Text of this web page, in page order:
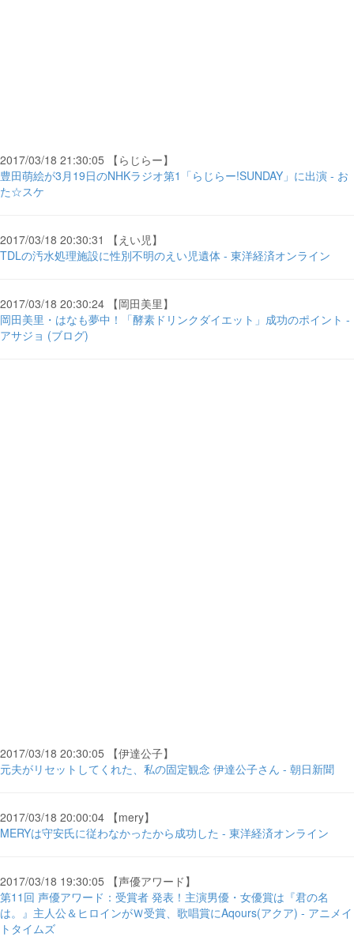
2017/03/18 21:30:05 【らじらー】
豊田萌絵が3月19日のNHKラジオ第1「らじらー!SUNDAY」に出演 - お
た☆スケ
2017/03/18 20:30:31 【えい児】
TDLの汚水処理施設に性別不明のえい児遺体 - 東洋経済オンライン
2017/03/18 20:30:24 【岡田美里】
岡田美里・はなも夢中！「酵素ドリンクダイエット」成功のポイント -
アサジョ (ブログ)
2017/03/18 20:30:05 【伊達公子】
元夫がリセットしてくれた、私の固定観念 伊達公子さん - 朝日新聞
2017/03/18 20:00:04 【mery】
MERYは守安氏に従わなかったから成功した - 東洋経済オンライン
2017/03/18 19:30:05 【声優アワード】
第11回 声優アワード：受賞者 発表！主演男優・女優賞は『君の名
は。』主人公＆ヒロインがＷ受賞、歌唱賞にAqours(アクア) - アニメイ
トタイムズ